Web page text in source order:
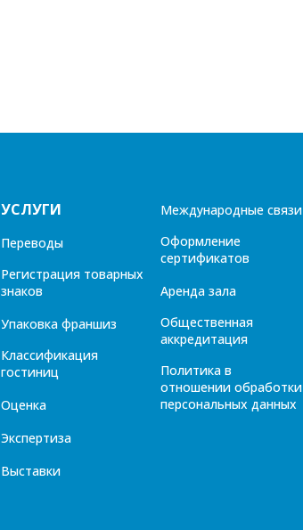
УСЛУГИ
Переводы
Регистрация товарных
знаков
Упаковка франшиз
Классификация
гостиниц
Оценка
Экспертиза
Выставки
Международные связи
Оформление
сертификатов
Аренда зала
Общественная
аккредитация
Политика в
отношении обработки
персональных данных